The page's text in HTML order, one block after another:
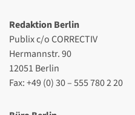
Redaktion Berlin
Publix c/o CORRECTIV
Hermannstr. 90
12051 Berlin
Fax: +49 (0) 30 – 555 780 2 20